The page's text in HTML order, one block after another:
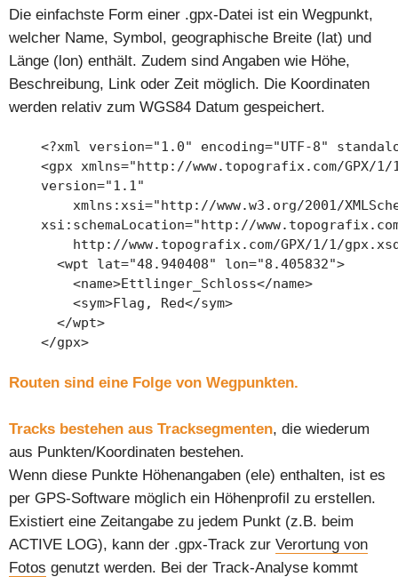
Die einfachste Form einer .gpx-Datei ist ein Wegpunkt,
welcher Name, Symbol, geographische Breite (lat) und
Länge (lon) enthält. Zudem sind Angaben wie Höhe,
Beschreibung, Link oder Zeit möglich. Die Koordinaten
werden relativ zum WGS84 Datum gespeichert.
<?xml version="1.0" encoding="UTF-8"
<gpx xmlns="http://www.topografix.com/GPX/
    version="1.1"
xsi:schemaLocation="http://
      <wpt lat="48.940408" lon="8.405832">
        <name>Ettlinger_Schloss</name>
        <sym>Flag, Red</sym>
      </wpt>
    </gpx>
Routen sind eine Folge von Wegpunkten.
Tracks bestehen aus Tracksegmenten, die wiederum
aus Punkten/Koordinaten bestehen.
Wenn diese Punkte Höhenangaben (ele) enthalten, ist es
per GPS-Software möglich ein Höhenprofil zu erstellen.
Existiert eine Zeitangabe zu jedem Punkt (z.B. beim
ACTIVE LOG), kann der .gpx-Track zur Verortung von
Fotos genutzt werden. Bei der Track-Analyse kommt